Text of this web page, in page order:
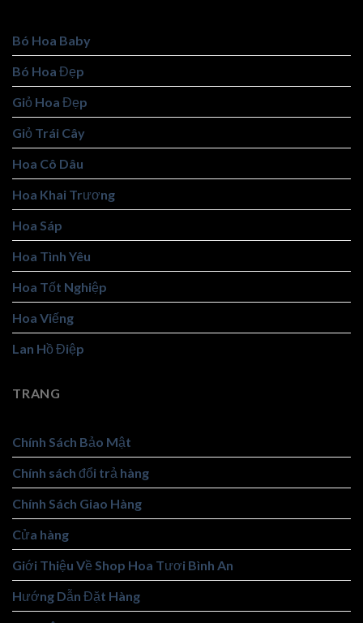
Bó Hoa Baby
Bó Hoa Đẹp
Giỏ Hoa Đẹp
Giỏ Trái Cây
Hoa Cô Dâu
Hoa Khai Trương
Hoa Sáp
Hoa Tình Yêu
Hoa Tốt Nghiệp
Hoa Viếng
Lan Hồ Điệp
TRANG
Chính Sách Bảo Mật
Chính sách đổi trả hàng
Chính Sách Giao Hàng
Cửa hàng
Giới Thiệu Về Shop Hoa Tươi Bình An
Hướng Dẫn Đặt Hàng